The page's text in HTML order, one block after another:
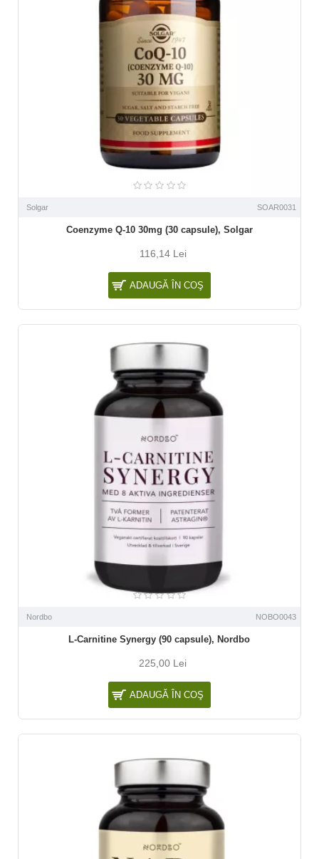
Solgar SOAR0031
Coenzyme Q-10 30mg (30 capsule), Solgar
116,14 Lei
ADAUGĂ ÎN COŞ
Nordbo NOBO0043
L-Carnitine Synergy (90 capsule), Nordbo
225,00 Lei
ADAUGĂ ÎN COŞ